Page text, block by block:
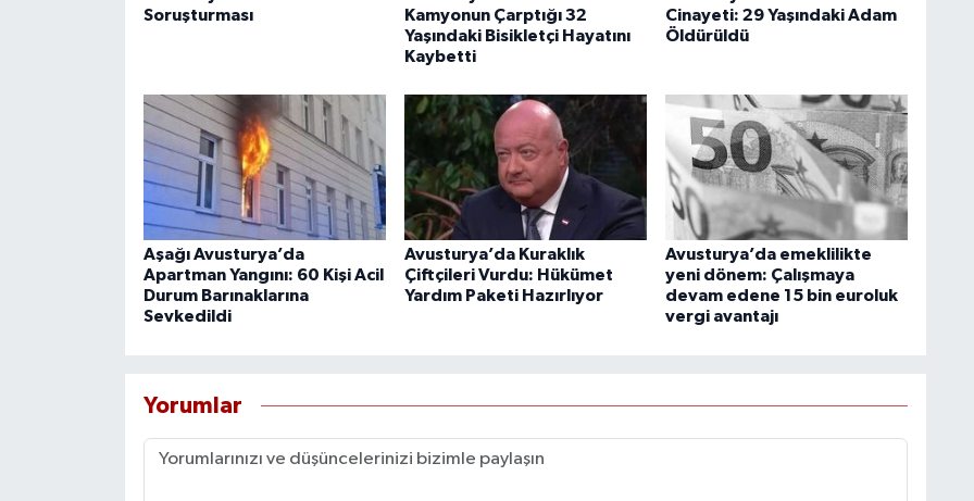
Soruşturması
Kamyonun Çarptığı 32
Yaşındaki Bisikletçi Hayatını
Kaybetti
Cinayeti: 29 Yaşındaki Adam
Öldürüldü
Aşağı Avusturya’da
Apartman Yangını: 60 Kişi Acil
Durum Barınaklarına
Sevkedildi
Avusturya’da Kuraklık
Çiftçileri Vurdu: Hükümet
Yardım Paketi Hazırlıyor
Avusturya’da emeklilikte
yeni dönem: Çalışmaya
devam edene 15 bin euroluk
vergi avantajı
Yorumlar